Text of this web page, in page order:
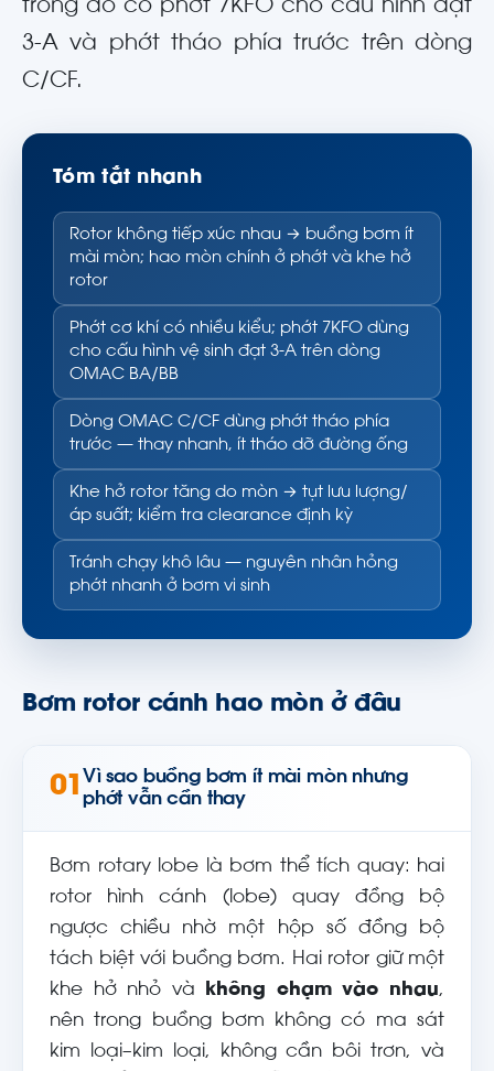
trong đó có phớt 7KFO cho cấu hình đạt
3-A và phớt tháo phía trước trên dòng
C/CF.
Tóm tắt nhanh
Rotor không tiếp xúc nhau → buồng bơm ít
mài mòn; hao mòn chính ở phớt và khe hở
rotor
Phớt cơ khí có nhiều kiểu; phớt 7KFO dùng
cho cấu hình vệ sinh đạt 3-A trên dòng
OMAC BA/BB
Dòng OMAC C/CF dùng phớt tháo phía
trước — thay nhanh, ít tháo dỡ đường ống
Khe hở rotor tăng do mòn → tụt lưu lượng/
áp suất; kiểm tra clearance định kỳ
Tránh chạy khô lâu — nguyên nhân hỏng
phớt nhanh ở bơm vi sinh
Bơm rotor cánh hao mòn ở đâu
01 Vì sao buồng bơm ít mài mòn nhưng
phớt vẫn cần thay
Bơm rotary lobe là bơm thể tích quay: hai
rotor hình cánh (lobe) quay đồng bộ
ngược chiều nhờ một hộp số đồng bộ
tách biệt với buồng bơm. Hai rotor giữ một
khe hở nhỏ và
không chạm vào nhau,
nên trong buồng bơm không có ma sát
kim loại–kim loại, không cần bôi trơn, và